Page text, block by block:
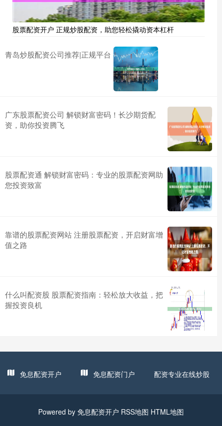
股票配资开户 正规炒股配资，助您轻松撬动资本杠杆
青岛炒股配资公司推荐|正规平台
广东股票配资公司 解锁财富密码！长沙期货配
资，助你投资腾飞
股票配资通 解锁财富密码：专业的股票配资网助
您投资致富
靠谱的股票配资网站 注册股票配资，开启财富增
值之路
什么叫配资股 股票配资指南：轻松放大收益，把
握投资良机
免息配资开户 免息配资门户 配资专业在线炒股
Powered by 免息配资开户 RSS地图 HTML地图